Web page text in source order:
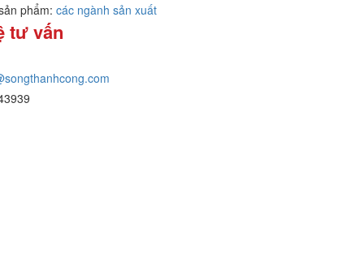
phẩm: các ngành sản xuất
tư vấn